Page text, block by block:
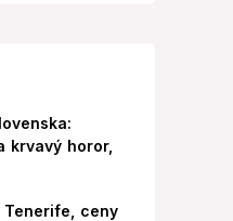
krvavý horor,
Tenerife, ceny